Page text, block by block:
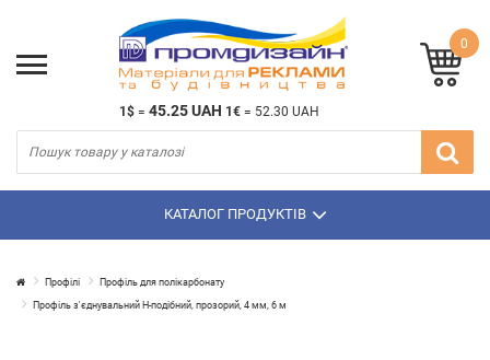
1$ = 45.25 UAH 1€ = 52.30 UAH
0
КАТАЛОГ ПРОДУКТІВ
Профілі Профіль для полікарбонату
Профіль з'єднувальний Н-подібний, прозорий, 4 мм, 6 м